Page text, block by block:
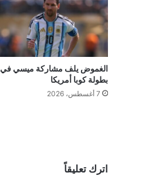
الغموض يلف مشاركة ميسي في
بطولة كوبا أمريكا
7 أغسطس، 2026
اترك تعليقاً